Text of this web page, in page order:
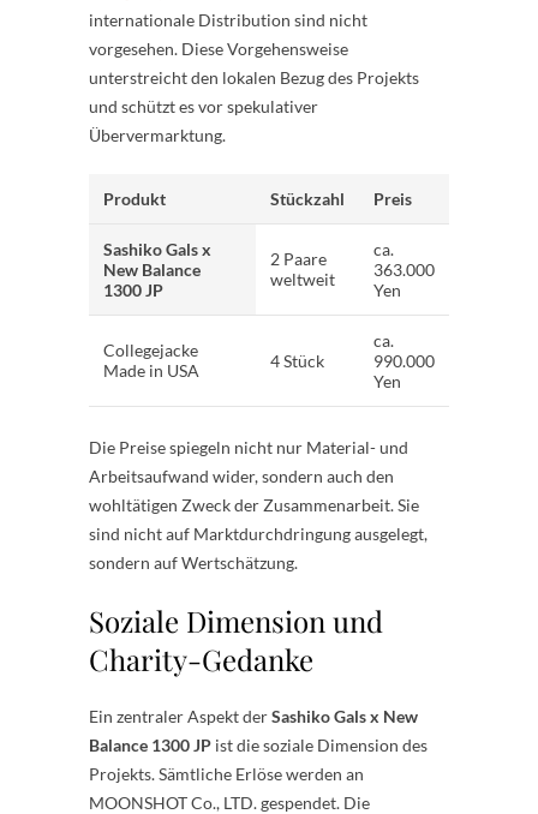
internationale Distribution sind nicht
vorgesehen. Diese Vorgehensweise
unterstreicht den lokalen Bezug des Projekts
und schützt es vor spekulativer
Übervermarktung.
Produkt Stückzahl Preis
Sashiko Gals x
New Balance
1300 JP
2 Paare
weltweit
ca.
363.000
Yen
Collegejacke
Made in USA
4 Stück
ca.
990.000
Yen
Die Preise spiegeln nicht nur Material- und
Arbeitsaufwand wider, sondern auch den
wohltätigen Zweck der Zusammenarbeit. Sie
sind nicht auf Marktdurchdringung ausgelegt,
sondern auf Wertschätzung.
Soziale Dimension und
Charity-Gedanke
Ein zentraler Aspekt derSashiko Gals x New
Balance 1300 JP ist die soziale Dimension des
Projekts. Sämtliche Erlöse werden an
MOONSHOT Co., LTD. gespendet. Die